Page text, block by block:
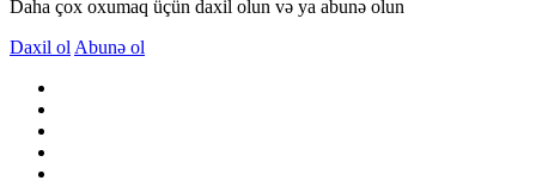
Daha çox oxumaq üçün daxil olun və ya abunə olun
Daxil ol Abunə ol